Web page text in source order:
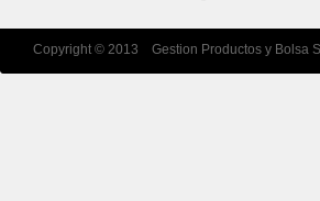
Copyright © 2013 Gestion Productos y Bolsa